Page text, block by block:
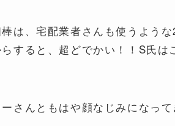
は、宅配業者さんも使うような
すると、超どでかい！！S氏は
さんともはや顔なじみになって